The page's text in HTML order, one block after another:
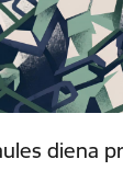
diena